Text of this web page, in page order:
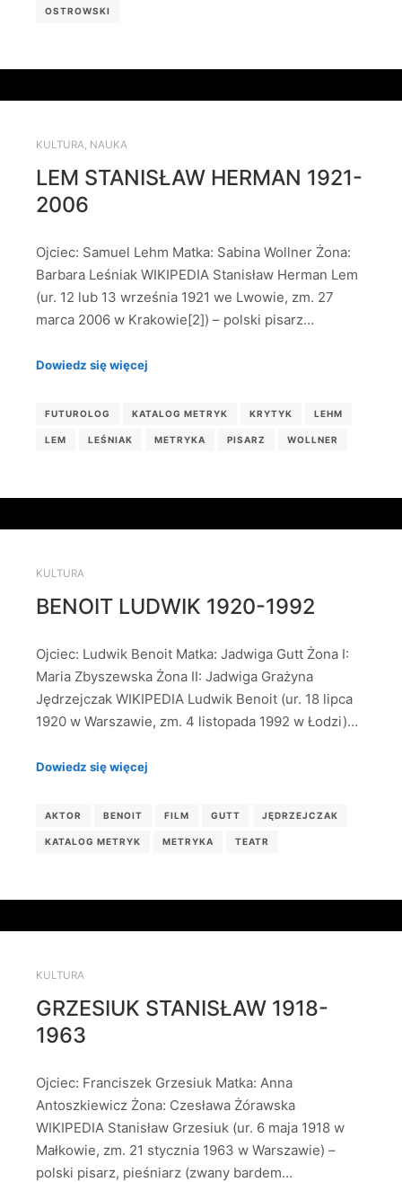
OSTROWSKI
KULTURA, NAUKA
LEM STANISŁAW HERMAN 1921-
2006
Ojciec: Samuel Lehm Matka: Sabina Wollner Żona:
Barbara Leśniak WIKIPEDIA Stanisław Herman Lem
(ur. 12 lub 13 września 1921 we Lwowie, zm. 27
marca 2006 w Krakowie[2]) – polski pisarz…
Dowiedz się więcej
FUTUROLOG KATALOG METRYK KRYTYK LEHM
LEM LEŚNIAK METRYKA PISARZ WOLLNER
KULTURA
BENOIT LUDWIK 1920-1992
Ojciec: Ludwik Benoit Matka: Jadwiga Gutt Żona I:
Maria Zbyszewska Żona II: Jadwiga Grażyna
Jędrzejczak WIKIPEDIA Ludwik Benoit (ur. 18 lipca
1920 w Warszawie, zm. 4 listopada 1992 w Łodzi)…
Dowiedz się więcej
AKTOR BENOIT FILM GUTT JĘDRZEJCZAK
KATALOG METRYK METRYKA TEATR
KULTURA
GRZESIUK STANISŁAW 1918-
1963
Ojciec: Franciszek Grzesiuk Matka: Anna
Antoszkiewicz Żona: Czesława Żórawska
WIKIPEDIA Stanisław Grzesiuk (ur. 6 maja 1918 w
Małkowie, zm. 21 stycznia 1963 w Warszawie) –
polski pisarz, pieśniarz (zwany bardem…